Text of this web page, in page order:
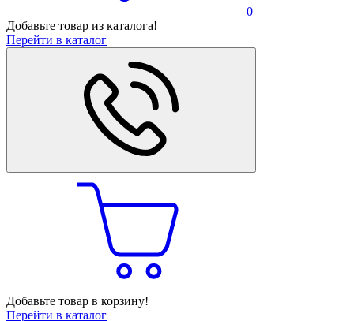
0
Добавьте товар из каталога!
Перейти в каталог
Добавьте товар в корзину!
Перейти в каталог